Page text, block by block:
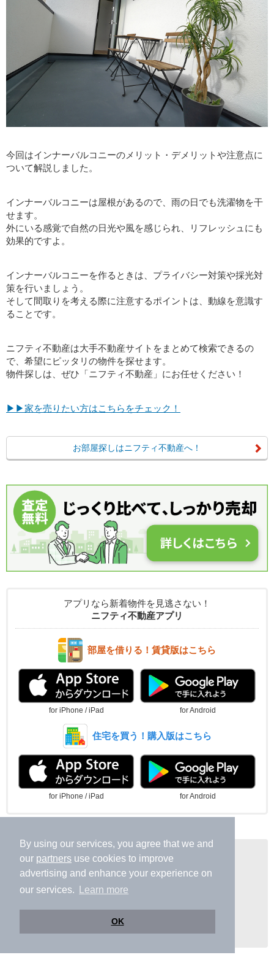
By using our services, you agree that we and
our partners use cookies to improve
advertising and enhance your experience on
our services.
Learn more
OK
今回はインナーバルコニーのメリット・デメリットや注意点に
ついて解説しました。
インナーバルコニーは屋根があるので、雨の日でも洗濯物を干
せます。
外にいる感覚で自然の日光や風を感じられ、リフレッシュにも
効果的ですよ。
インナーバルコニーを作るときは、プライバシー対策や採光対
策を行いましょう。
そして間取りを考える際に注意するポイントは、動線を意識す
ることです。
ニフティ不動産は大手不動産サイトをまとめて検索できるの
で、希望にピッタリの物件を探せます。
物件探しは、ぜひ「ニフティ不動産」にお任せください！
▶▶家を売りたい方はこちらをチェック！
お部屋探しはニフティ不動産へ！
アプリなら新着物件を見逃さない！
ニフティ不動産アプリ
部屋を借りる！賃貸版はこちら
for iPhone / iPad for Android
住宅を買う！購入版はこちら
for iPhone / iPad for Android
関連サービス
ニフティ不動産 新築マンション購入
ニフティ不動産 中古マンション購入
ニフティ不動産 新築一戸建て・一軒家購入
ニフティ不動産 土地購入
ニフティ不動産 賃貸物件